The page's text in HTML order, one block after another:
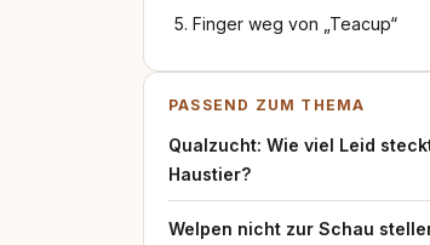
Finger weg von „Teacup“
PASSEND ZUM THEMA
Qualzucht: Wie viel Leid
Haustier?
Welpen nicht zur Schau